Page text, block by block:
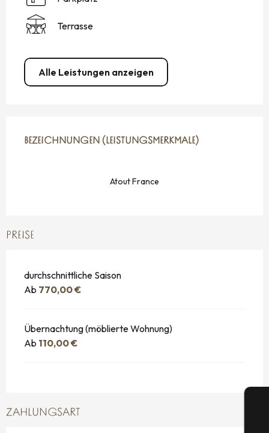
Terrasse
Alle Leistungen anzeigen
BEZEICHNUNGEN (LEISTUNGSMERKMALE)
BEZEICHNUNGEN (LEISTUNGSMERKMALE)
Atout France
PREISE
durchschnittliche Saison
Ab 770,00 €
Übernachtung (möblierte Wohnung)
Ab 110,00 €
ZAHLUNGSART